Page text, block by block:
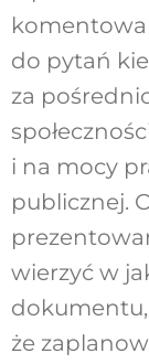
do pytań
za
i na mocy
publicznej.
wierzyć w
dokumentu,
że